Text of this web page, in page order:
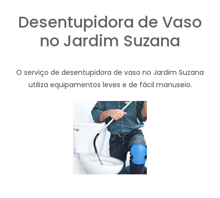
Desentupidora de Vaso
no Jardim Suzana
O serviço de desentupidora de vaso no Jardim Suzana
utiliza equipamentos leves e de fácil manuseio.